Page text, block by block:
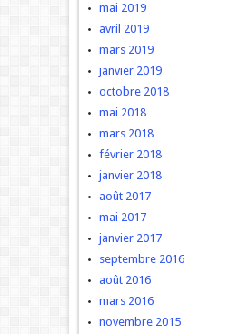
mai 2019
avril 2019
mars 2019
janvier 2019
octobre 2018
mai 2018
mars 2018
février 2018
janvier 2018
août 2017
mai 2017
janvier 2017
septembre 2016
août 2016
mars 2016
novembre 2015